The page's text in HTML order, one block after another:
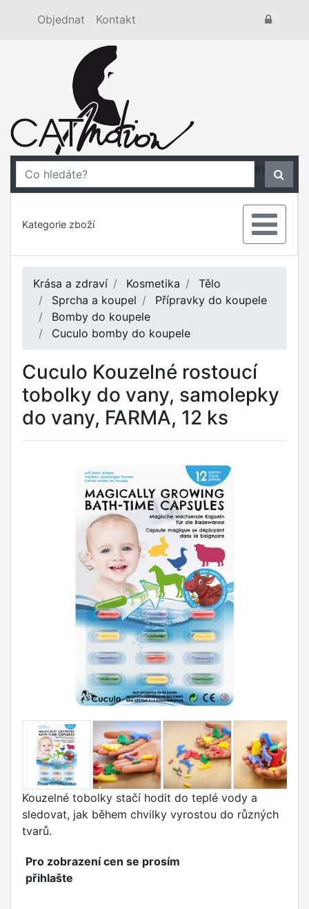
Objednat Kontakt
#}
Kategorie zboží
Krása a zdraví Kosmetika
Tělo
Sprcha a koupel
Přípravky do koupele
Bomby do koupele
Cuculo bomby do koupele
Cuculo Kouzelné rostoucí
tobolky do vany, samolepky
do vany, FARMA, 12 ks
Kouzelné tobolky stačí hodit do teplé vody a
sledovat, jak během chvilky vyrostou do různých
tvarů.
Pro zobrazení cen se prosím
přihlašte